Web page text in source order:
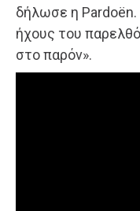
δήλωσε η Pardoën.
ήχους του
στο παρόν».